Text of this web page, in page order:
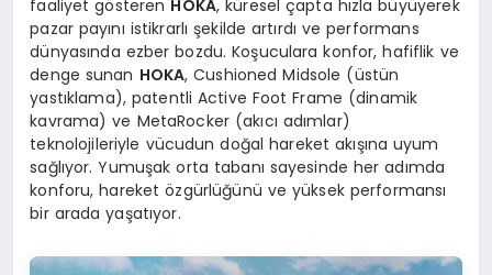
faaliyet gösteren HOKA, küresel çapta hızla büyüyerek
pazar payını istikrarlı şekilde artırdı ve performans
dünyasında ezber bozdu. Koşuculara konfor, hafiflik ve
denge sunan HOKA, Cushioned Midsole (üstün
yastıklama), patentli Active Foot Frame (dinamik
kavrama) ve MetaRocker (akıcı adımlar)
teknolojileriyle vücudun doğal hareket akışına uyum
sağlıyor. Yumuşak orta tabanı sayesinde her adımda
konforu, hareket özgürlüğünü ve yüksek performansı
bir arada yaşatıyor.